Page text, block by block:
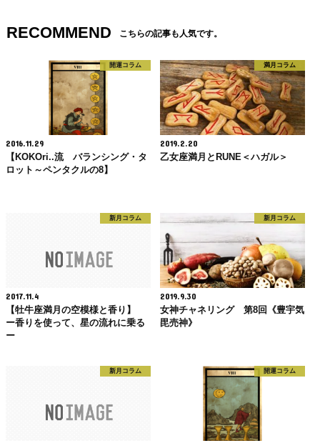
RECOMMEND こちらの記事も人気です。
開運コラム
2016.11.29
【KOKOri..流 バランシング・タ
ロット～ペンタクルの8】
満月コラム
2019.2.20
乙女座満月とRUNE＜ハガル＞
新月コラム
2017.11.4
【牡牛座満月の空模様と香り】
ー香りを使って、星の流れに乗る
ー
新月コラム
2019.9.30
女神チャネリング 第8回《豊宇気
毘売神》
新月コラム 開運コラム